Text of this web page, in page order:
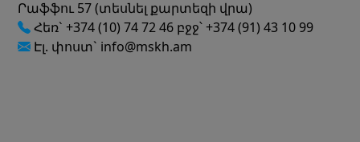
Րաֆֆու 57 (տեսնել քարտեզի վրա)
Հեռ` +374 (10) 74 72 46 բջջ՝ +374 (91) 43 10 99
Էլ. փոստ` info@mskh.am